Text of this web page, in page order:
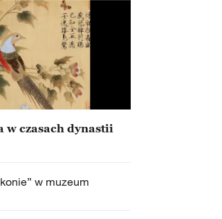
w czasach dynastii
w muzeum